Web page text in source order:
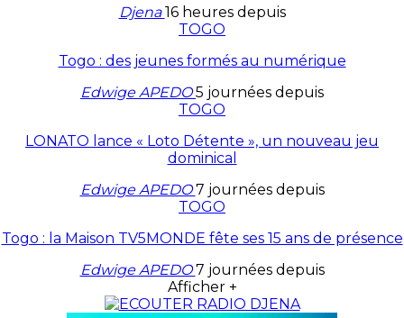
Djena16 heures depuis
TOGO
Togo : des jeunes formés au numérique
Edwige APEDO5 journées depuis
TOGO
LONATO lance « Loto Détente », un nouveau jeu
dominical
Edwige APEDO7 journées depuis
TOGO
Togo : la Maison TV5MONDE fête ses 15 ans de présence
Edwige APEDO7 journées depuis
Afficher +